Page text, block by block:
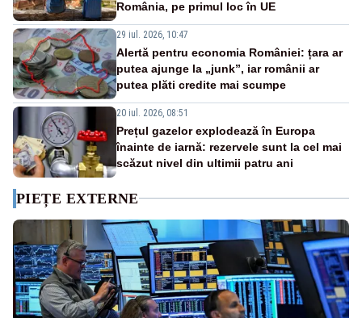
România, pe primul loc în UE
29 iul. 2026, 10:47
Alertă pentru economia României: țara ar
putea ajunge la „junk”, iar românii ar
putea plăti credite mai scumpe
20 iul. 2026, 08:51
Prețul gazelor explodează în Europa
înainte de iarnă: rezervele sunt la cel mai
scăzut nivel din ultimii patru ani
PIEȚE EXTERNE